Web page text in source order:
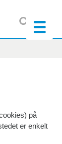
på
er enkelt